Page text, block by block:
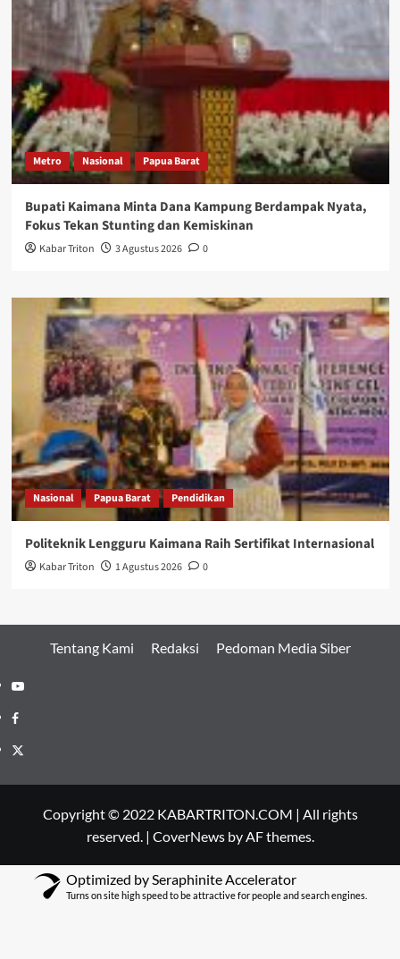
Metro Nasional Papua Barat
Bupati Kaimana Minta Dana Kampung Berdampak Nyata,
Fokus Tekan Stunting dan Kemiskinan
Kabar Triton 3 Agustus 2026 0
Nasional Papua Barat Pendidikan
Politeknik Lengguru Kaimana Raih Sertifikat Internasional
Kabar Triton 1 Agustus 2026 0
Tentang Kami Redaksi Pedoman Media Siber
Youtube
Facebook
Twitter
Copyright © 2022 KABARTRITON.COM | All rights
reserved. | CoverNewsby AF themes.
Optimized by Seraphinite Accelerator
Turns on site high speed to be attractive for people and search engines.